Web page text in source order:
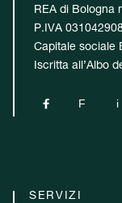
REA di Bologna
P.IVA
Capitale sociale
Iscritta all’Albo
 F i
SERVIZI